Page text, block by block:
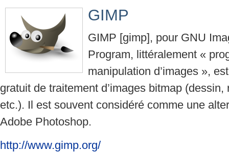
GIMP
GIMP [gimp], pour GNU
Program, littéralement «
manipulation d’images »,
gratuit de traitement d’images bitmap
etc.). Il est souvent considéré comme une
Adobe Photoshop.
http://www.gimp.org/